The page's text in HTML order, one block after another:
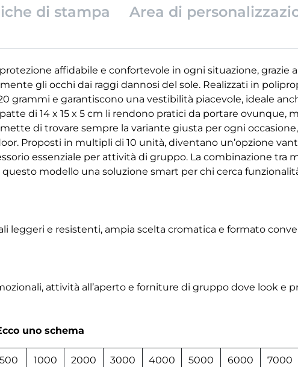
di stampa
Area di
affidabile e confortevole in ogni situazione, grazie
gli occhi dai raggi dannosi del sole. Realizzati in
grammi e garantiscono una vestibilità piacevole, ideale
di 14 x 15 x 5 cm li rendono pratici da portare ovunque,
di trovare sempre la variante giusta per ogni
Proposti in multipli di 10 unità, diventano un’opzione
essenziale per attività di gruppo. La combinazione tra
modello una soluzione smart per chi cerca
leggeri e resistenti, ampia scelta cromatica e formato
attività all’aperto e forniture di gruppo dove look e
uno schema
500 1000 2000 3000 4000 5000 6000 7000